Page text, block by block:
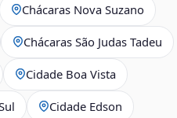
Chácaras Nova Suzano
Chácaras São Judas Tadeu
Cidade Boa Vista
Cidade Edson